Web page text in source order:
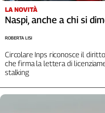
Valle
D'Aosta
Archivio
Storico
1955-
2014
LA NOVITÀ
Naspi, anche a chi si
Circolare Inps riconosce il
che firma la lettera di
stalking
ROBERTA LISI